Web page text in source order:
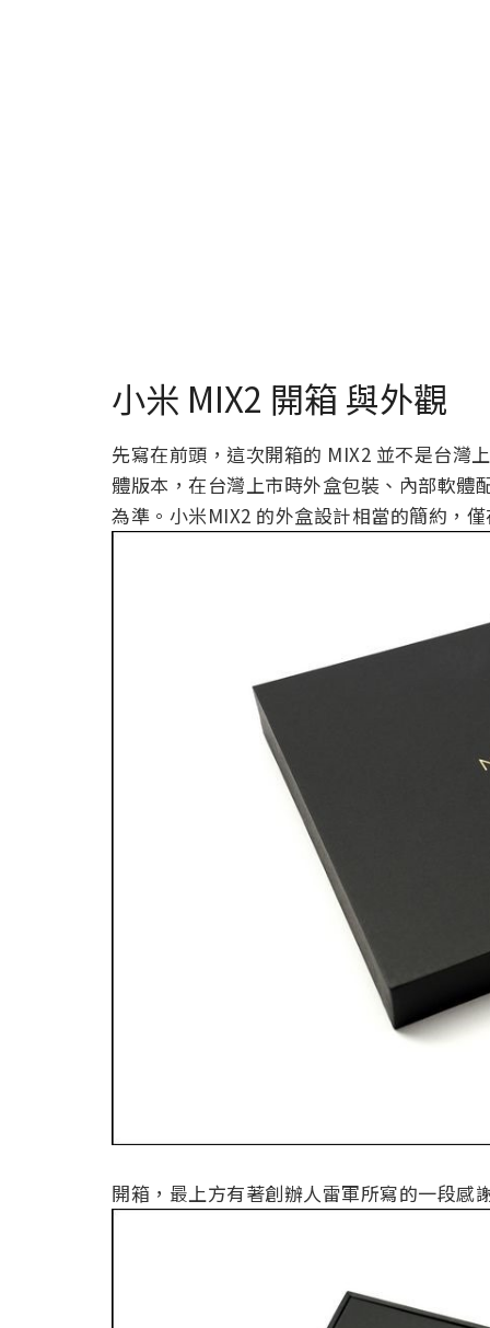
小米 MIX2 開箱 與外觀
先寫在前頭，這次開箱的 MIX2 並不是台灣
體版本，在台灣上市時外盒包裝、內部軟體
為準。小米MIX2 的外盒設計相當的簡約，
開箱，最上方有著創辦人雷軍所寫的一段感